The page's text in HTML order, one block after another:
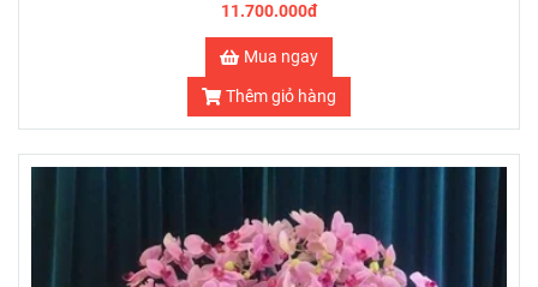
11.700.000đ
Mua ngay
Thêm giỏ hàng